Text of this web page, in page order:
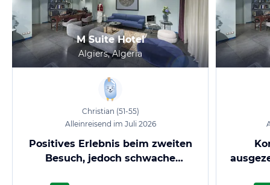
M Suite Hotel
Algiers, Algeria
Christian (51-55)
Alleinreisend im Juli 2026
Positives Erlebnis beim zweiten
Besuch, jedoch schwache